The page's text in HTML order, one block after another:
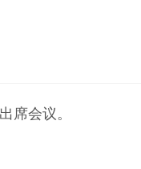
席会议。